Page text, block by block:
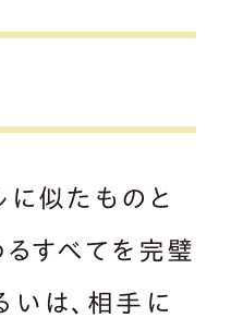
に似たものと
るすべてを完璧
いは、相手に